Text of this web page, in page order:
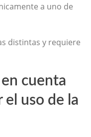
a uno de
distintas y requiere
cuenta
el uso de la